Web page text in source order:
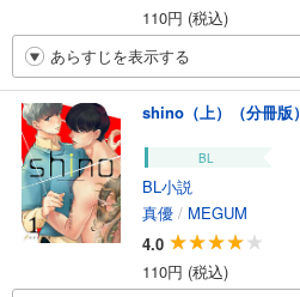
110円 (税込)
あらすじを表示する
shino（上）（分冊版）
BL
BL小説
真優 / MEGUM
4.0
110円 (税込)